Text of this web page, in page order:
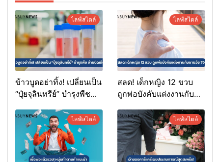
ไลฟ์สไตล์
ข้าวบูดอย่าทิ้ง! เปลี่ยนเป็น
“ปุ๋ยจุลินทรีย์” บำรุงพืช
ไลฟ์สไตล์
สลด! เด็กหญิง 12 ขวบ
ถูกพ่อบังคับแต่งงานกับ
ไลฟ์สไตล์ ไลฟ์สไตล์